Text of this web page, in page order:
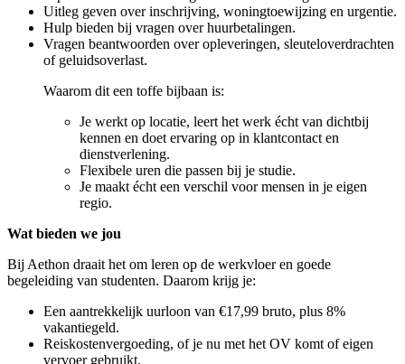
Uitleg geven over inschrijving, woningtoewijzing en urgentie.
Hulp bieden bij vragen over huurbetalingen.
Vragen beantwoorden over opleveringen, sleuteloverdrachten
of geluidsoverlast.
Waarom dit een toffe bijbaan is:
Je werkt op locatie, leert het werk écht van dichtbij
kennen en doet ervaring op in klantcontact en
dienstverlening.
Flexibele uren die passen bij je studie.
Je maakt écht een verschil voor mensen in je eigen
regio.
Wat bieden we jou
Bij Aethon draait het om leren op de werkvloer en goede
begeleiding van studenten. Daarom krijg je:
Een aantrekkelijk uurloon van €17,99 bruto, plus 8%
vakantiegeld.
Reiskostenvergoeding, of je nu met het OV komt of eigen
vervoer gebruikt.